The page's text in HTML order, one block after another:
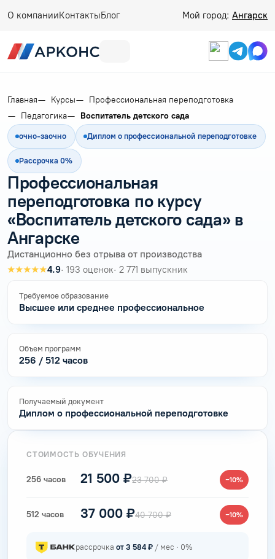
О компанииКонтактыБлог Мой город: Ангарск
Главная Курсы
Профессиональная переподготовка
Педагогика
Воспитатель детского сада
очно-заочно Диплом о профессиональной переподготовке
Рассрочка 0%
Профессиональная
переподготовка по курсу
«Воспитатель детского сада» в
Ангарске
Дистанционно без отрыва от производства
★★★★★4.9· 193 оценок· 2 771 выпускник
Требуемое образование
Высшее или среднее профессиональное
Объем программ
256 / 512 часов
Получаемый документ
Диплом о профессиональной переподготовке
СТОИМОСТЬ ОБУЧЕНИЯ
256 часов 21 500 ₽23 700 ₽ −10%
512 часов 37 000 ₽40 700 ₽ −10%
рассрочка от 3 584 ₽ / мес · 0%